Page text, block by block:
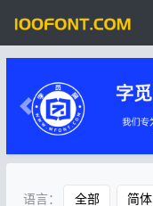
语言： 全部 简体